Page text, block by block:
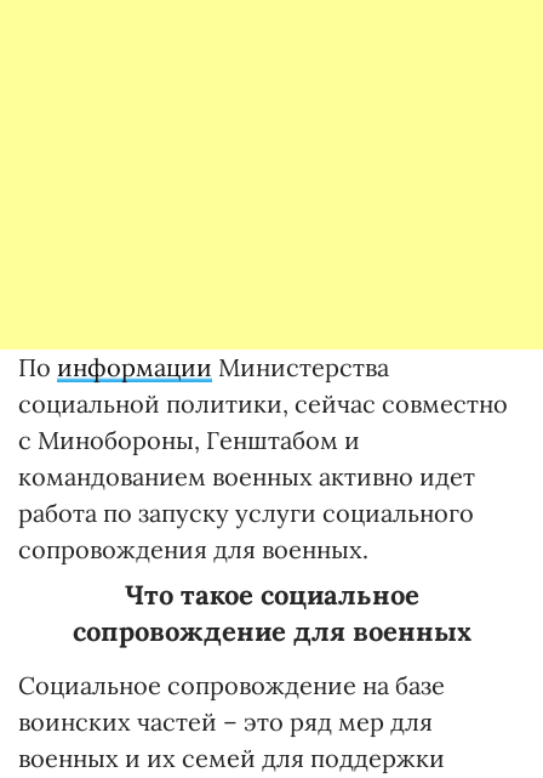
По информации Министерства
социальной политики, сейчас совместно
с Минобороны, Генштабом и
командованием военных активно идет
работа по запуску услуги социального
сопровождения для военных.
Что такое социальное
сопровождение для военных
Социальное сопровождение на базе
воинских частей – это ряд мер для
военных и их семей для поддержки